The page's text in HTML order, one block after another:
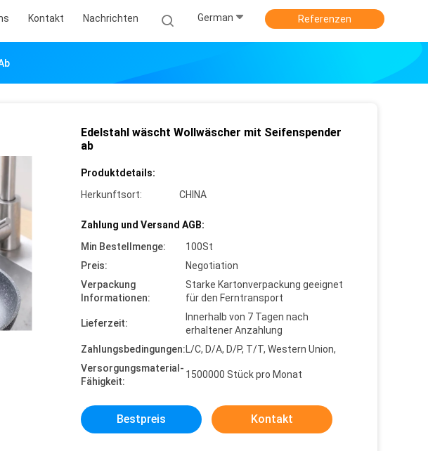
Kontakt Nachrichten German Referenzen
Edelstahl wäscht Wollwäscher mit Seifenspender
ab
Produktdetails:
Herkunftsort:
CHINA
Zahlung und Versand AGB:
Min Bestellmenge:
100St
Preis:
Negotiation
Verpackung
Informationen:
Starke Kartonverpackung geeignet
für den Ferntransport
Lieferzeit:
Innerhalb von 7 Tagen nach
erhaltener Anzahlung
Zahlungsbedingungen:L/C, D/A, D/P, T/T, Western Union,
Versorgungsmaterial-
Fähigkeit:
1500000 Stück pro Monat
Bestpreis Kontakt